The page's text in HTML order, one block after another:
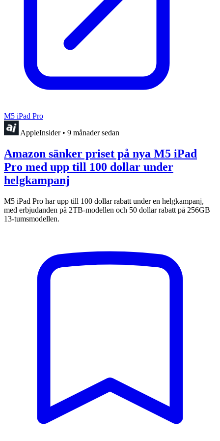
M5 iPad Pro
AppleInsider • 9 månader sedan
Amazon sänker priset på nya M5 iPad
Pro med upp till 100 dollar under
helgkampanj
M5 iPad Pro har upp till 100 dollar rabatt under en helgkampanj,
med erbjudanden på 2TB-modellen och 50 dollar rabatt på 256GB
13-tumsmodellen.